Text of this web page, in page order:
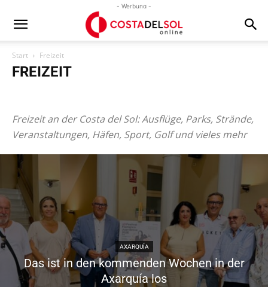
- Werbung -
Start Freizeit
FREIZEIT
Freizeit an der Costa del Sol: Ausflüge, Parks, Strände,
Veranstaltungen, Häfen, Sport, Golf und vieles mehr
AXARQUÍA
Das ist in den kommenden Wochen in der
Axarquía los